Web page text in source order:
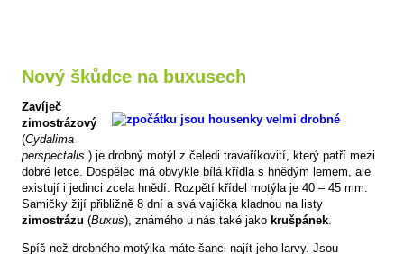
Nový škůdce na buxusech
Zavíječ
zimostrázový
(Cydalima
perspectalis ) je drobný motýl z čeledi travaříkovití, který patří mezi
dobré letce. Dospělec má obvykle bílá křídla s hnědým lemem, ale
existují i jedinci zcela hnědí. Rozpětí křídel motýla je 40 – 45 mm.
Samičky žijí přibližně 8 dní a svá vajíčka kladnou na listy
zimostrázu (Buxus), známého u nás také jako krušpánek.
Spíš než drobného motýlka máte šanci najít jeho larvy. Jsou